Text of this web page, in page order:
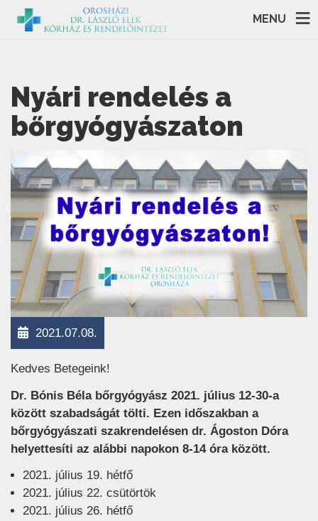
MENU
Nyári rendelés a
bőrgyógyászaton
2021.07.08.
Kedves Betegeink!
Dr. Bónis Béla bőrgyógyász 2021. július 12-30-a
között szabadságát tölti. Ezen időszakban a
bőrgyógyászati szakrendelésen dr. Ágoston Dóra
helyettesíti az alábbi napokon 8-14 óra között.
2021. július 19. hétfő
2021. július 22. csütörtök
2021. július 26. hétfő